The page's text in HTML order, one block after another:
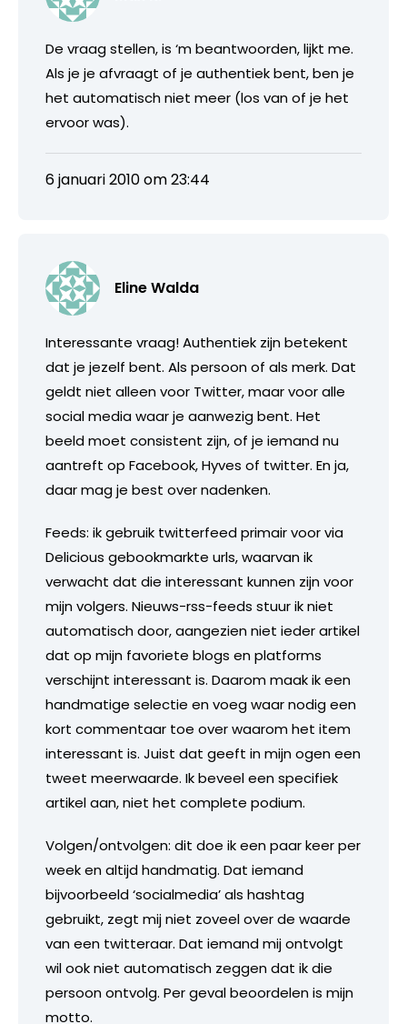
De vraag stellen, is ‘m beantwoorden, lijkt me.
Als je je afvraagt of je authentiek bent, ben je
het automatisch niet meer (los van of je het
ervoor was).
6 januari 2010 om 23:44
Eline Walda
Interessante vraag! Authentiek zijn betekent
dat je jezelf bent. Als persoon of als merk. Dat
geldt niet alleen voor Twitter, maar voor alle
social media waar je aanwezig bent. Het
beeld moet consistent zijn, of je iemand nu
aantreft op Facebook, Hyves of twitter. En ja,
daar mag je best over nadenken.
Feeds: ik gebruik twitterfeed primair voor via
Delicious gebookmarkte urls, waarvan ik
verwacht dat die interessant kunnen zijn voor
mijn volgers. Nieuws-rss-feeds stuur ik niet
automatisch door, aangezien niet ieder artikel
dat op mijn favoriete blogs en platforms
verschijnt interessant is. Daarom maak ik een
handmatige selectie en voeg waar nodig een
kort commentaar toe over waarom het item
interessant is. Juist dat geeft in mijn ogen een
tweet meerwaarde. Ik beveel een specifiek
artikel aan, niet het complete podium.
Volgen/ontvolgen: dit doe ik een paar keer per
week en altijd handmatig. Dat iemand
bijvoorbeeld ‘socialmedia’ als hashtag
gebruikt, zegt mij niet zoveel over de waarde
van een twitteraar. Dat iemand mij ontvolgt
wil ook niet automatisch zeggen dat ik die
persoon ontvolg. Per geval beoordelen is mijn
motto.